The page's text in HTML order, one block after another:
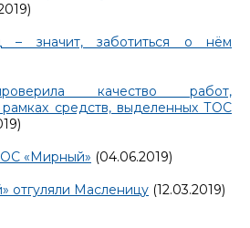
– значит, заботиться о нём
качество работ,
средств, выделенных ТОС
«Мирный» (04.06.2019)
отгуляли Масленицу (12.03.2019)